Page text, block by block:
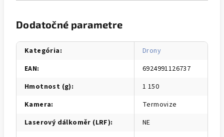
Dodatočné parametre
Kategória:
Drony
EAN:
6924991126737
Hmotnost (g):
1 150
Kamera:
Termovize
Laserový dálkoměr (LRF):
NE